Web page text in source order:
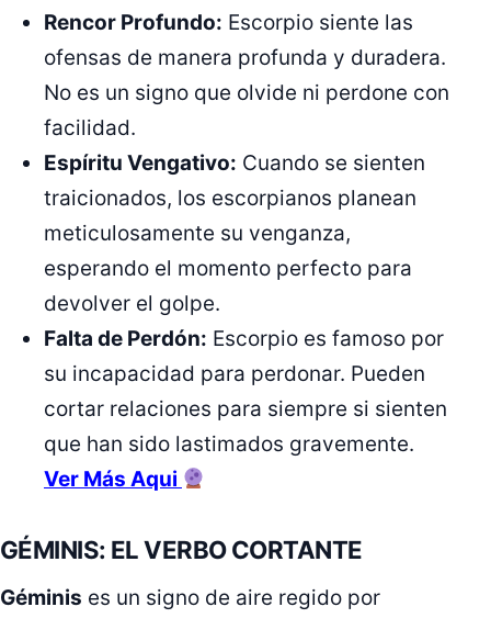
Rencor Profundo: Escorpio siente las
ofensas de manera profunda y duradera.
No es un signo que olvide ni perdone con
facilidad.
Espíritu Vengativo: Cuando se sienten
traicionados, los escorpianos planean
meticulosamente su venganza,
esperando el momento perfecto para
devolver el golpe.
Falta de Perdón: Escorpio es famoso por
su incapacidad para perdonar. Pueden
cortar relaciones para siempre si sienten
que han sido lastimados gravemente.
Ver Más Aqui
GÉMINIS: EL VERBO CORTANTE
Géminis es un signo de aire regido por